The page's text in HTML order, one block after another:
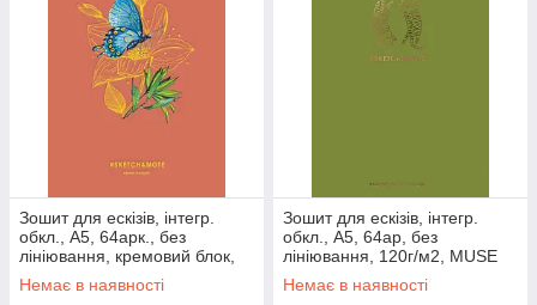
Зошит для ескізів, інтегр.
обкл., А5, 64арк., без
лініювання, кремовий блок,
120г/м2, софт тач + золота
фарба, MUSE ШКОЛЯРИК
Немає в наявності
Зошит для ескізів, інтегр.
обкл., А5, 64ар, без
лініювання, 120г/м2, MUSE
ШКОЛЯРИК
Немає в наявності